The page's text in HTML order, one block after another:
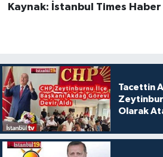
Kaynak: İstanbul Times Haber
Tacettin
Olarak